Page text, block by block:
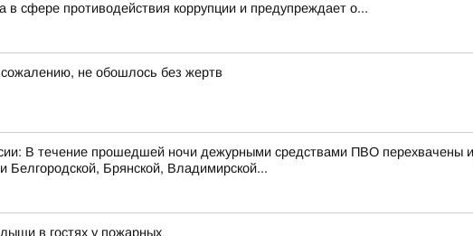
в сфере противодействия коррупции и предупреждает о...
не обошлось без жертв
В течение прошедшей ночи дежурными средствами ПВО перехвачены и
Белгородской, Брянской, Владимирской...
в гостях у пожарных